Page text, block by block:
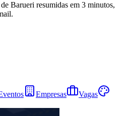
Barueri resumidas em 3 minutos,
Empresas
Vagas